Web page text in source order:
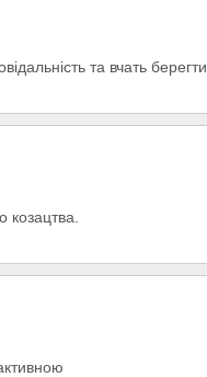
та вчать берегти
козацтва.